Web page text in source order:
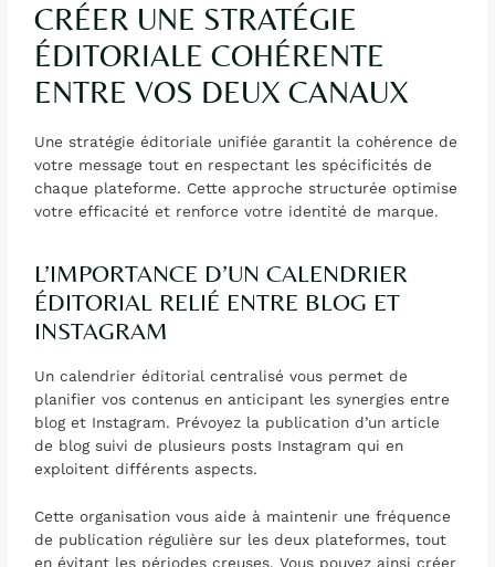
CRÉER UNE STRATÉGIE
ÉDITORIALE COHÉRENTE
ENTRE VOS DEUX CANAUX
Une stratégie éditoriale unifiée garantit la cohérence de
votre message tout en respectant les spécificités de
chaque plateforme. Cette approche structurée optimise
votre efficacité et renforce votre identité de marque.
L’IMPORTANCE D’UN CALENDRIER
ÉDITORIAL RELIÉ ENTRE BLOG ET
INSTAGRAM
Un calendrier éditorial centralisé vous permet de
planifier vos contenus en anticipant les synergies entre
blog et Instagram. Prévoyez la publication d’un article
de blog suivi de plusieurs posts Instagram qui en
exploitent différents aspects.
Cette organisation vous aide à maintenir une fréquence
de publication régulière sur les deux plateformes, tout
en évitant les périodes creuses. Vous pouvez ainsi créer